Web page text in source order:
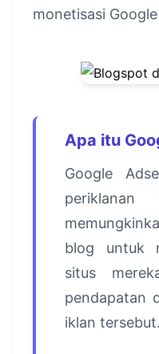
monetisasi
Apa itu
Google
blog untuk
situs
pendapatan
iklan tersebut.